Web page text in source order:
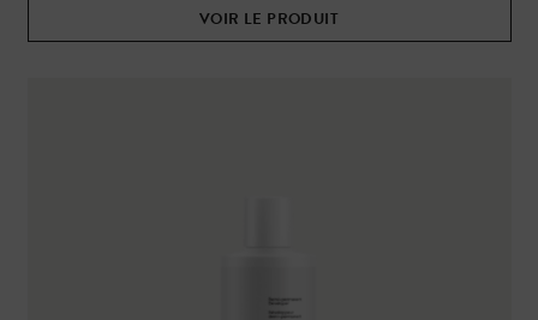
VOIR LE PRODUIT